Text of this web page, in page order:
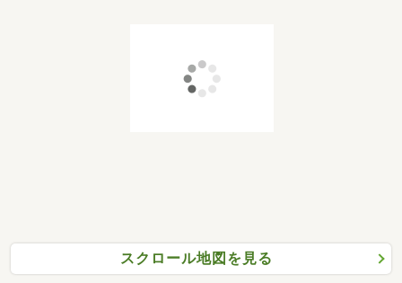
スクロール地図を見る